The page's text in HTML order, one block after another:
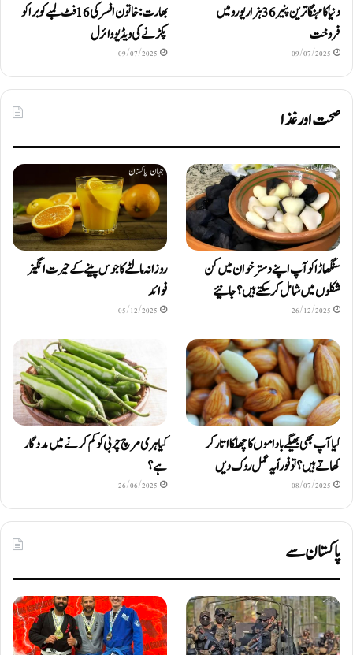
دنیا کا مہنگا ترین پنیر 36 ہزار یورو میں
فروخت
09/07/2025
بھارت: خاتون افسر کی 16 فٹ لمبے کوبرا کو
پکڑنے کی ویڈیو وائرل
09/07/2025
صحت اور غذا
سنگھاڑا کو آپ اپنے دستر خوان میں کن
شکلوں میں شامل کرسکتے ہیں ؟ جانیئے
26/12/2025
روزانہ مالٹے کا جوس پینے کے حیرت انگیز
فوائد
05/12/2025
کیا آپ بھی بھیگے باداموں کا چھلکا اتار کر
کھاتے ہیں؟ تو فوراً یہ عمل روک دیں
08/07/2025
کیا ہری مرچ چربی کو کم کرنے میں مددگار
ہے؟
26/06/2025
پاکستان سے